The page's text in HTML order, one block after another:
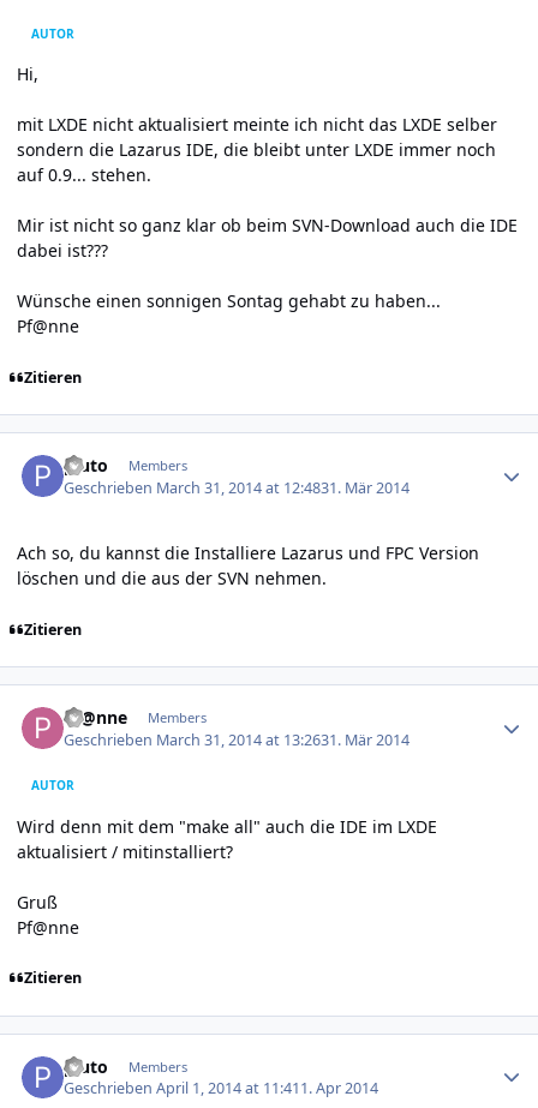
AUTOR
Hi,
mit LXDE nicht aktualisiert meinte ich nicht das LXDE selber
sondern die Lazarus IDE, die bleibt unter LXDE immer noch
auf 0.9... stehen.
Mir ist nicht so ganz klar ob beim SVN-Download auch die IDE
dabei ist???
Wünsche einen sonnigen Sontag gehabt zu haben...
Pf@nne
Zitieren
pluto Members
Geschrieben March 31, 2014 at 12:4831. Mär 2014
Ach so, du kannst die Installiere Lazarus und FPC Version
löschen und die aus der SVN nehmen.
Zitieren
Pf@nne Members
Geschrieben March 31, 2014 at 13:2631. Mär 2014
AUTOR
Wird denn mit dem "make all" auch die IDE im LXDE
aktualisiert / mitinstalliert?
Gruß
Pf@nne
Zitieren
pluto Members
GeschriebenApril 1, 2014 at 11:411. Apr 2014